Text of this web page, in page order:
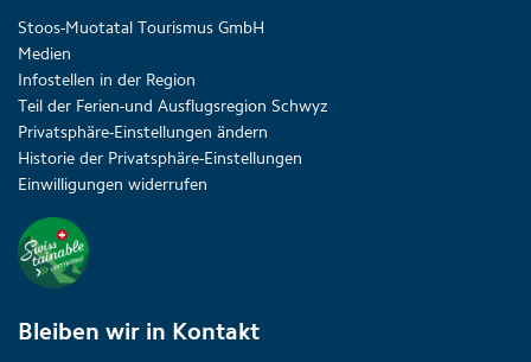
Stoos-Muotatal Tourismus GmbH
Medien
Infostellen in der Region
Teil der Ferien-und Ausflugsregion Schwyz
Privatsphäre-Einstellungen ändern
Historie der Privatsphäre-Einstellungen
Einwilligungen widerrufen
Bleiben wir in Kontakt